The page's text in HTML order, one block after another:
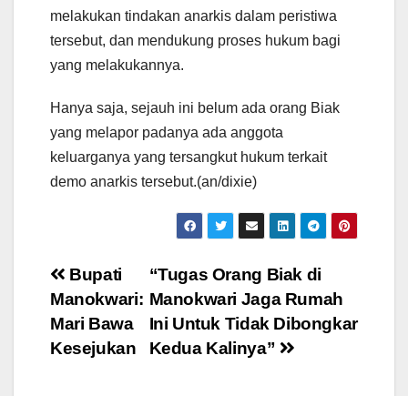
melakukan tindakan anarkis dalam peristiwa
tersebut, dan mendukung proses hukum bagi
yang melakukannya.
Hanya saja, sejauh ini belum ada orang Biak
yang melapor padanya ada anggota
keluarganya yang tersangkut hukum terkait
demo anarkis tersebut.(an/dixie)
Post
navigation
“Tugas Orang Biak di
Manokwari Jaga Rumah
Ini Untuk Tidak Dibongkar
Kedua Kalinya”
Bupati
Manokwari:
Mari Bawa
Kesejukan